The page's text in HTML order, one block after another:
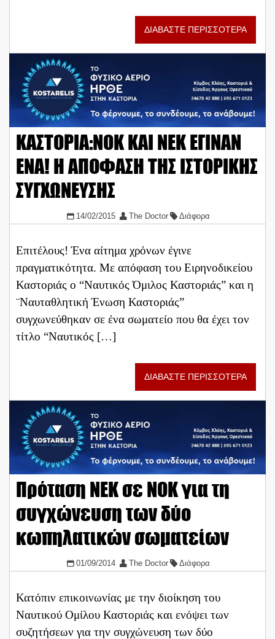
ΔΙΑΒΑΣΤΕ ΠΕΡΙΣΣΟΤΕΡΑ
ΚΑΣΤΟΡΙΑ:ΝΟΚ ΚΑΙ ΝΕΚ ΕΓΙΝΑΝ
ΕΝΑ! Η ΑΠΟΦΑΣΗ ΤΗΣ ΙΣΤΟΡΙΚΗΣ
ΣΥΓΧΩΝΕΥΣΗΣ
14/02/2015 The Doctor Διάφορα
Επιτέλους! Ένα αίτημα χρόνων έγινε
πραγματικότητα. Με απόφαση του Ειρηνοδικείου
Καστοριάς ο “Ναυτικός Όμιλος Καστοριάς” και η
¨Ναυταθλητική Ένωση Καστοριάς”
συγχωνεύθηκαν σε ένα σωματείο που θα έχει τον
τίτλο “Ναυτικός […]
ΔΙΑΒΑΣΤΕ ΠΕΡΙΣΣΟΤΕΡΑ
Πρόταση ΝΕΚ σε ΝΟΚ για τη
συγχώνευση των δύο
κωπηλατικών σωματείων
01/09/2014 The Doctor Διάφορα
Κατόπιν επικοινωνίας με την διοίκηση του
Ναυτικού Ομίλου Καστοριάς και ενόψει των
συζητήσεων για την συγχώνευση των δύο